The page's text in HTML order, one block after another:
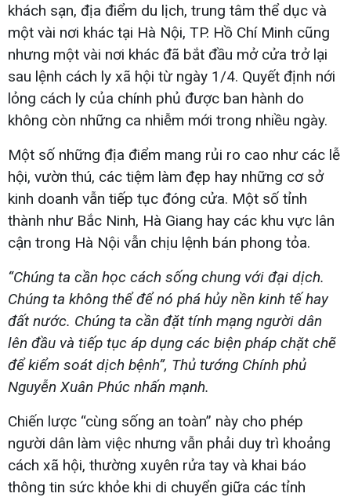
khách sạn, địa điểm du lịch, trung tâm thể dục và
một vài nơi khác tại Hà Nội, TP. Hồ Chí Minh cũng
nhưng một vài nơi khác đã bắt đầu mở cửa trở lại
sau lệnh cách ly xã hội từ ngày 1/4. Quyết định nới
lỏng cách ly của chính phủ được ban hành do
không còn những ca nhiễm mới trong nhiều ngày.
Một số những địa điểm mang rủi ro cao như các lễ
hội, vườn thú, các tiệm làm đẹp hay những cơ sở
kinh doanh vẫn tiếp tục đóng cửa. Một số tỉnh
thành như Bắc Ninh, Hà Giang hay các khu vực lân
cận trong Hà Nội vẫn chịu lệnh bán phong tỏa.
“Chúng ta cần học cách sống chung với đại dịch.
Chúng ta không thể để nó phá hủy nền kinh tế hay
đất nước. Chúng ta cần đặt tính mạng người dân
lên đầu và tiếp tục áp dụng các biện pháp chặt chẽ
để kiểm soát dịch bệnh”, Thủ tướng Chính phủ
Nguyễn Xuân Phúc nhấn mạnh.
Chiến lược “cùng sống an toàn” này cho phép
người dân làm việc nhưng vẫn phải duy trì khoảng
cách xã hội, thường xuyên rửa tay và khai báo
thông tin sức khỏe khi di chuyển giữa các tỉnh